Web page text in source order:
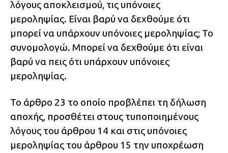
λόγους αποκλεισμού, τις υπόνοιες
μεροληψίας. Είναι βαρύ να δεχθούμε ότι
μπορεί να υπάρχουν υπόνοιες μεροληψίας; Το
συνομολογώ. Μπορεί να δεχθούμε ότι είναι
βαρύ να πεις ότι υπάρχουν υπόνοιες
μεροληψίας.
Το άρθρο 23 το οποίο προβλέπει τη δήλωση
αποχής, προσθέτει στους τυποποιημένους
λόγους του άρθρου 14 και στις υπόνοιες
μεροληψίας του άρθρου 15 την υποχρέωση